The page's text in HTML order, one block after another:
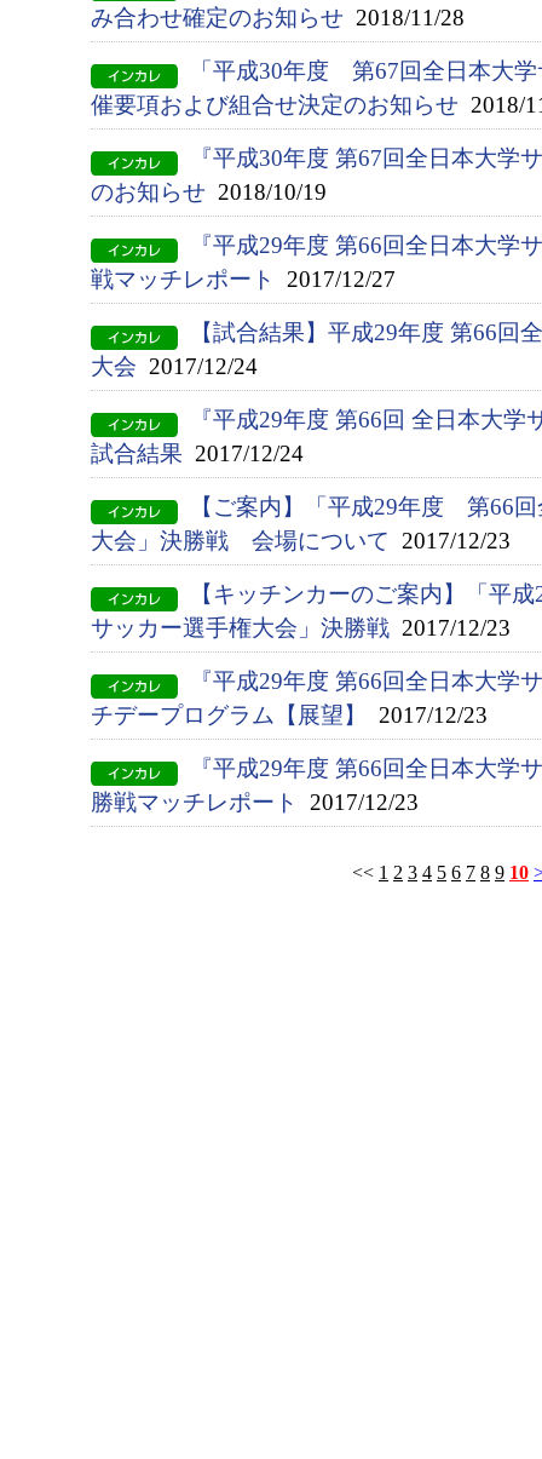
み合わせ確定のお知らせ 2018/11/28
「平成30年度 第67回全日本大
催要項および組合せ決定のお知らせ 2018/
『平成30年度 第67回全日本大学
のお知らせ 2018/10/19
『平成29年度 第66回全日本大学
戦マッチレポート
2017/12/27
【試合結果】平成29年度 第66回
大会 2017/12/24
『平成29年度 第66回 全日本大
試合結果 2017/12/24
【ご案内】「平成29年度 第66
大会」決勝戦 会場について 2017/12/23
【キッチンカーのご案内】「平
サッカー選手権大会」決勝戦 2017/12/23
『平成29年度 第66回全日本大学
チデープログラム【展望】
2017/12/23
『平成29年度 第66回全日本大学
勝戦マッチレポート
2017/12/23
<< 1 2 3 4 5 6 7 8 9 10